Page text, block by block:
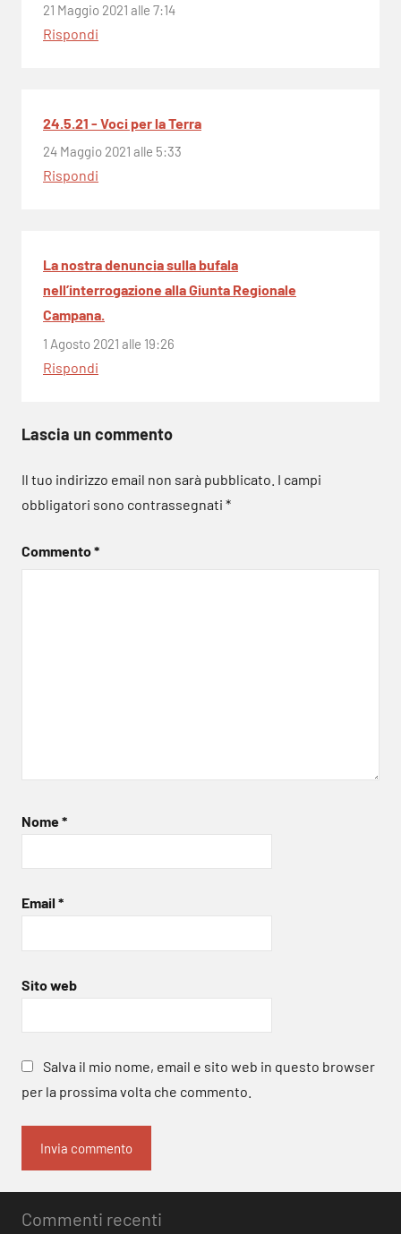
21 Maggio 2021 alle 7:14
Rispondi
24.5.21 - Voci per la Terra
24 Maggio 2021 alle 5:33
Rispondi
La nostra denuncia sulla bufala
nell’interrogazione alla Giunta Regionale
Campana.
1 Agosto 2021 alle 19:26
Rispondi
Lascia un commento
Il tuo indirizzo email non sarà pubblicato. I campi
obbligatori sono contrassegnati *
Commento*
Nome*
Email *
Sito web
Salva il mio nome, email e sito web in questo browser
per la prossima volta che commento.
Commenti recenti